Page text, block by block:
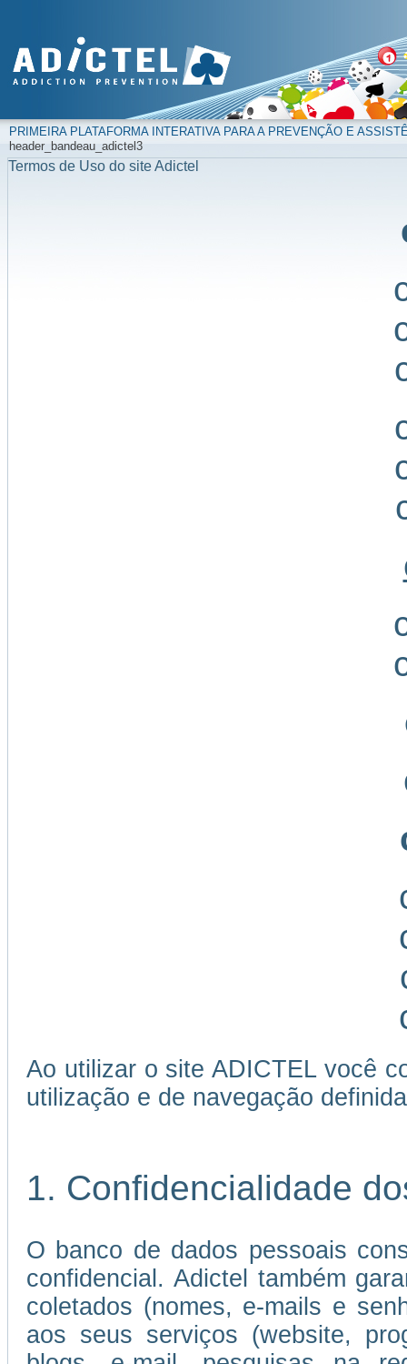
PRIMEIRA PLATAFORMA INTERATIVA PARA A PREVENÇÃO E
header_bandeau_adictel3
Termos de Uso do site Adictel
Ao utilizar o site ADICTEL você
utilização e de navegação
1. Confidencialidade
O banco de dados pessoais
confidencial. Adictel também
coletados (nomes, e-mails e
aos seus serviços (website,